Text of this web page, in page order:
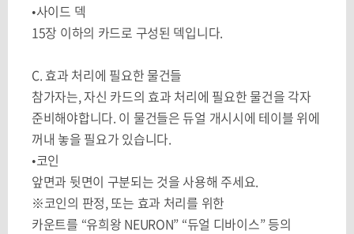
•사이드 덱
15장 이하의 카드로 구성된 덱입니다.
C.효과 처리에 필요한 물건들
참가자는,자신 카드의 효과 처리에 필요한 물건을 각자
준비해야합니다. 이 물건들은 듀얼 개시시에 테이블 위에
꺼내 놓을 필요가 있습니다.
•코인
앞면과 뒷면이 구분되는 것을 사용해 주세요.
※코인의 판정,또는 효과 처리를 위한
카운트를 “유희왕 NEURON” “듀얼 디바이스”등의